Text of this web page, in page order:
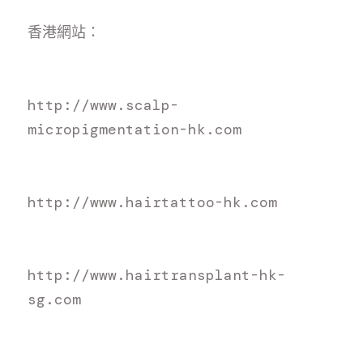
香港網站：
http://www.scalp-
micropigmentation-hk.com
http://www.hairtattoo-hk.com
http://www.hairtransplant-hk-
sg.com